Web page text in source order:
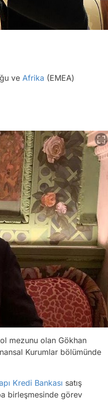
ve Afrika (EMEA)
mezunu olan Gökhan
Kurumlar bölümünde
Kredi Bankası satış
birleşmesinde görev